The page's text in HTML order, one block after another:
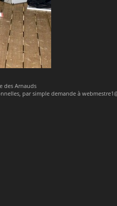
des Arnauds
par simple demande à